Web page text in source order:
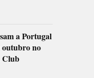
a Portugal
outubro no
Club